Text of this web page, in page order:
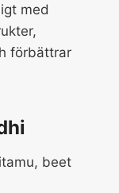
med
förbättrar
beet